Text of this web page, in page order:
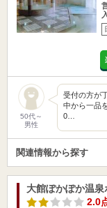
50代～
男性
受付の方が
中から一品
0…
関連情報から探す
大館ぽかぽか温泉
2.0